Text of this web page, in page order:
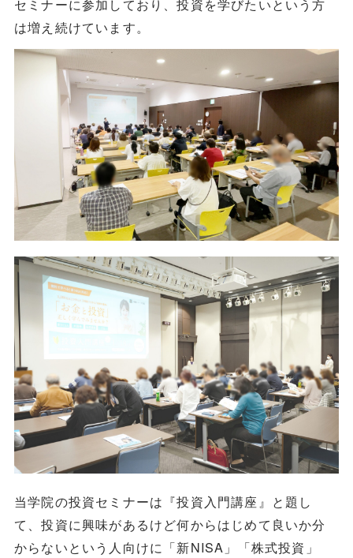
は増え続けています。
当学院の投資セミナーは『投資入門講座』と題し
て、投資に興味があるけど何からはじめて良いか分
からないという人向けに「新NISA」「株式投資」